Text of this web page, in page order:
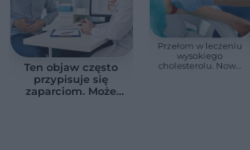
Ten objaw często
przypisuje się
zaparciom. Może
Przełom w leczeniu
wysokiego
cholesterolu. Nowa